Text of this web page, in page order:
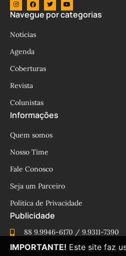
Navegue por categorias
Notícias
Agenda
Coberturas
Revista
Colunistas
Informações
Quem somos
Nosso Time
Fale Conosco
Seja um Parceiro
Política de Privacidade
Publicidade
88 9.9946-6170 / 9.9311-7390
cesinhamacedo@yahoo.com.br
IMPORTANTE! Este site faz